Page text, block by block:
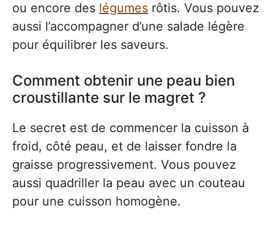
ou encore des légumes rôtis. Vous pouvez
aussi l’accompagner d’une salade légère
pour équilibrer les saveurs.
Comment obtenir une peau bien
croustillante sur le magret ?
Le secret est de commencer la cuisson à
froid, côté peau, et de laisser fondre la
graisse progressivement. Vous pouvez
aussi quadriller la peau avec un couteau
pour une cuisson homogène.